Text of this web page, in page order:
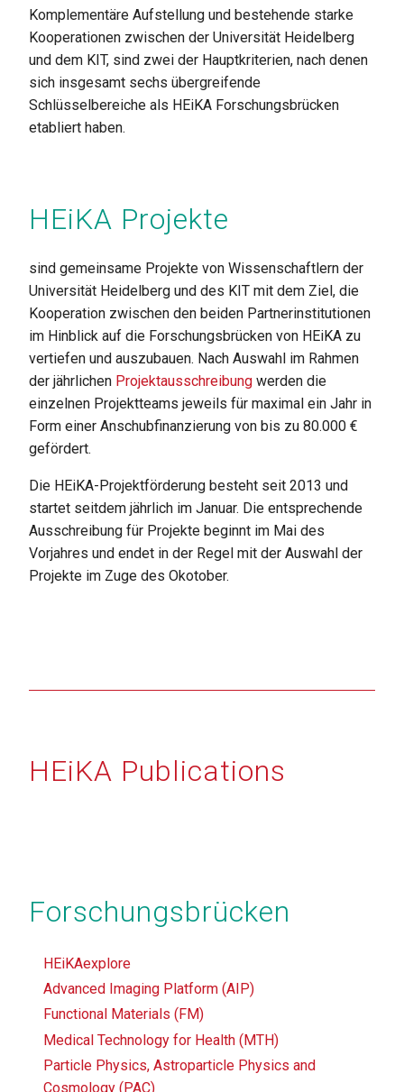
Komplementäre Aufstellung und bestehende starke
Kooperationen zwischen der Universität Heidelberg
und dem KIT, sind zwei der Hauptkriterien, nach denen
sich insgesamt sechs übergreifende
Schlüsselbereiche als HEiKA Forschungsbrücken
etabliert haben.
HEiKA Projekte
sind gemeinsame Projekte von Wissenschaftlern der
Universität Heidelberg und des KIT mit dem Ziel, die
Kooperation zwischen den beiden Partnerinstitutionen
im Hinblick auf die Forschungsbrücken von HEiKA zu
vertiefen und auszubauen. Nach Auswahl im Rahmen
der jährlichen Projektausschreibung werden die
einzelnen Projektteams jeweils für maximal ein Jahr in
Form einer Anschubfinanzierung von bis zu 80.000 €
gefördert.
Die HEiKA-Projektförderung besteht seit 2013 und
startet seitdem jährlich im Januar. Die entsprechende
Ausschreibung für Projekte beginnt im Mai des
Vorjahres und endet in der Regel mit der Auswahl der
Projekte im Zuge des Okotober.
HEiKA Publications
Forschungsbrücken
HEiKAexplore
Advanced Imaging Platform (AIP)
Functional Materials (FM)
Medical Technology for Health (MTH)
Particle Physics, Astroparticle Physics and
Cosmology (PAC)